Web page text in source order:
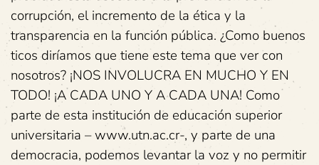
corrupción, el incremento de la ética y la
transparencia en la función pública. ¿Como buenos
ticos diríamos que tiene este tema que ver con
nosotros? ¡NOS INVOLUCRA EN MUCHO Y EN
TODO! ¡A CADA UNO Y A CADA UNA! Como
parte de esta institución de educación superior
universitaria – www.utn.ac.cr-, y parte de una
democracia, podemos levantar la voz y no permitir